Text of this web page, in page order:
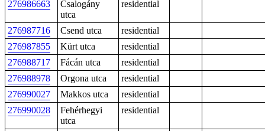
276986663
Csalogány
utca
residential
276987716 Csend utca
residential
276987855
Kürt utca
residential
276988717
Fácán utca
residential
276988978
Orgona utca
residential
276990027
Makkos utca
residential
276990028
Fehérhegyi
utca
residential